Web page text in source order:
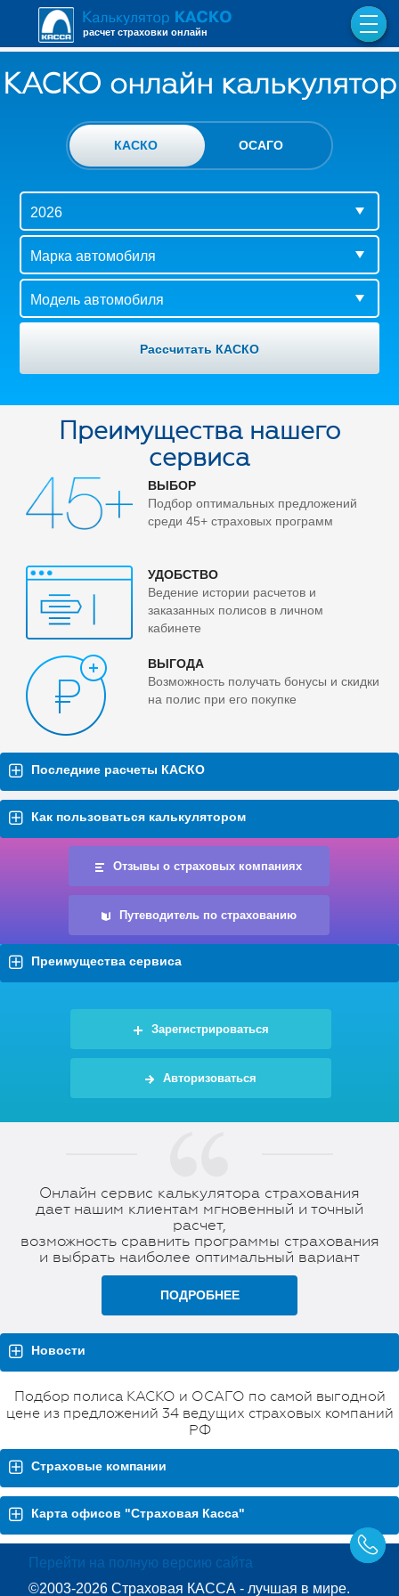
расчет страховки онлайн
КАСКО онлайн калькулятор
КАСКО ОСАГО
Преимущества нашего
сервиса
ВЫБОР
Подбор оптимальных предложений
среди 45+ страховых программ
УДОБСТВО
Ведение истории расчетов и
заказанных полисов в личном
кабинете
ВЫГОДА
Возможность получать бонусы и скидки
на полис при его покупке
Последние расчеты КАСКО
Как пользоваться калькулятором
Отзывы о страховых компаниях
Путеводитель по страхованию
Преимущества сервиса
Зарегистрироваться
Авторизоваться
Онлайн сервис калькулятора страхования
дает нашим клиентам мгновенный и точный
расчет,
возможность сравнить программы страхования
и выбрать наиболее оптимальный вариант
ПОДРОБНЕЕ
Новости
Подбор полиса КАСКО и ОСАГО по самой выгодной
цене из предложений 34 ведущих страховых компаний
РФ
Страховые компании
Карта офисов "Страховая Касса"
Перейти на полную версию сайта
©2003-2026 Страховая КАССА - лучшая в мире.